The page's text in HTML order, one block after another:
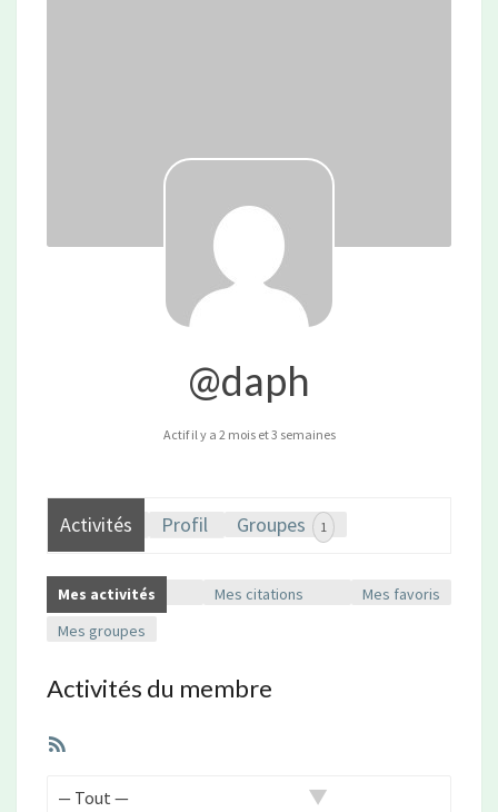
@daph
Actif il y a 2 mois et 3 semaines
Activités Profil Groupes 1
Mes activités Mes citations
Mes favoris
Mes groupes
Activités du membre